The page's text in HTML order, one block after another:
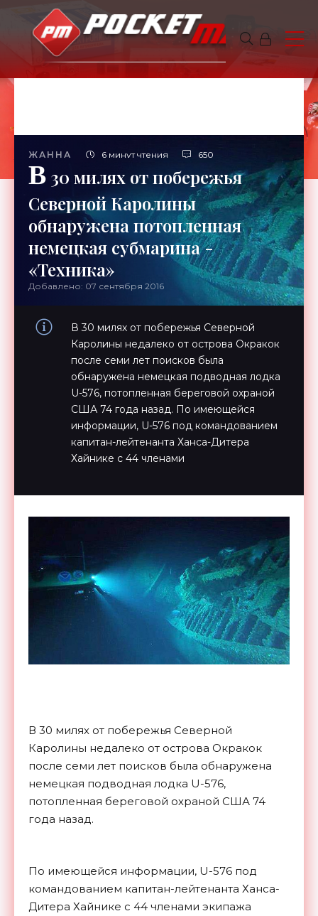
ЖАННА 6 минут чтения 650
В 30 милях от побережья
Северной Каролины
обнаружена потопленная
немецкая субмарина -
«Техника»
Добавлено: 07 сентября 2016
В 30 милях от побережья Северной
Каролины недалеко от острова Окракок
после семи лет поисков была
обнаружена немецкая подводная лодка
U-576, потопленная береговой охраной
США 74 года назад. По имеющейся
информации, U-576 под командованием
капитан-лейтенанта Ханса-Дитера
Хайнике с 44 членами
В 30 милях от побережья Северной
Каролины недалеко от острова Окракок
после семи лет поисков была обнаружена
немецкая подводная лодка U-576,
потопленная береговой охраной США 74
года назад.
По имеющейся информации, U-576 под
командованием капитан-лейтенанта Ханса-
Дитера Хайнике с 44 членами экипажа